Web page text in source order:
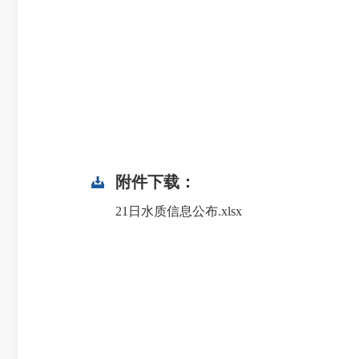
附件下载：
21日水质信息公布.xlsx